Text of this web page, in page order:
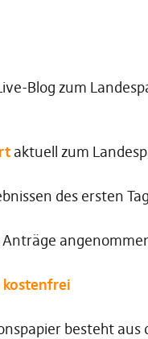
Blog zum
aktuell zum
des ersten
kostenfrei
besteht